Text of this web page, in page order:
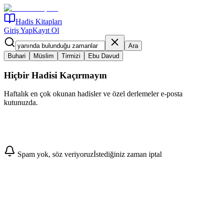
Hadis Kitapları
Giriş YapKayıt Ol
Ara
Buhari
Müslim Tirmizi Ebu Davud
Hiçbir Hadisi Kaçırmayın
Haftalık en çok okunan hadisler ve özel derlemeler e-posta
kutunuzda.
Abone Ol
Spam yok, söz veriyoruzİstediğiniz zaman iptal